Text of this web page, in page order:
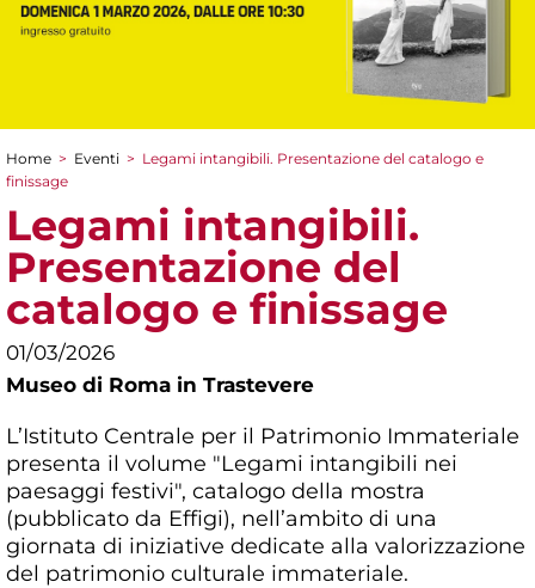
Tu sei qui
Home > Eventi > Legami intangibili. Presentazione del catalogo e
finissage
Legami intangibili.
Presentazione del
catalogo e finissage
01/03/2026
Museo di Roma in Trastevere
L’Istituto Centrale per il Patrimonio Immateriale
presenta il volume "Legami intangibili nei
paesaggi festivi", catalogo della mostra
(pubblicato da Effigi), nell’ambito di una
giornata di iniziative dedicate alla valorizzazione
del patrimonio culturale immateriale.